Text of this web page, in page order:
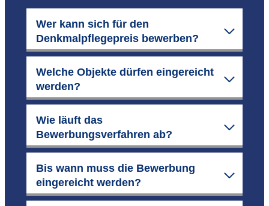
Wer kann sich für den
Denkmalpflegepreis bewerben?
Welche Objekte dürfen eingereicht
werden?
Wie läuft das
Bewerbungsverfahren ab?
Bis wann muss die Bewerbung
eingereicht werden?